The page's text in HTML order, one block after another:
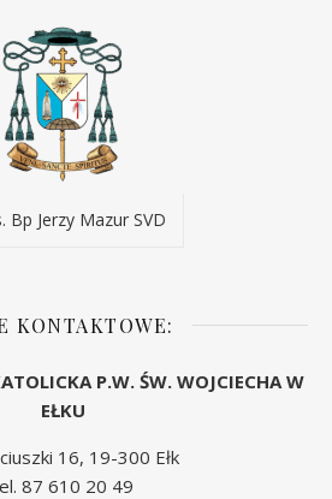
Bp Jerzy Mazur SVD
KONTAKTOWE:
P.W. ŚW. WOJCIECHA W
EŁKU
16, 19-300 Ełk
87 610 20 49